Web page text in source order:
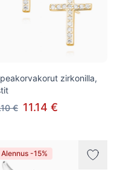
zirkonilla,
€ 11.14 €
Alennus -15%